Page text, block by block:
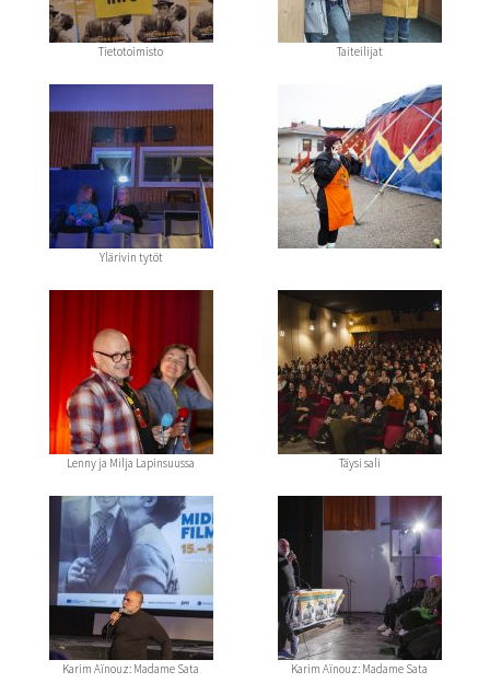
Tietotoimisto Taiteilijat
Ylärivin tytöt
Lenny ja Milja Lapinsuussa Täysi sali
Karim Aïnouz: Madame Sata Karim Aïnouz: Madame Sata